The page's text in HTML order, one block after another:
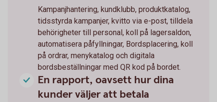
Kampanjhantering, kundklubb, produktkatalog,
tidsstyrda kampanjer, kvitto via e-post, tilldela
behörigheter till personal, koll på lagersaldon,
automatisera påfyllningar, Bordsplacering, koll
på ordrar, menykatalog och digitala
bordsbeställningar med QR kod på bordet.
En rapport, oavsett hur dina
kunder väljer att betala